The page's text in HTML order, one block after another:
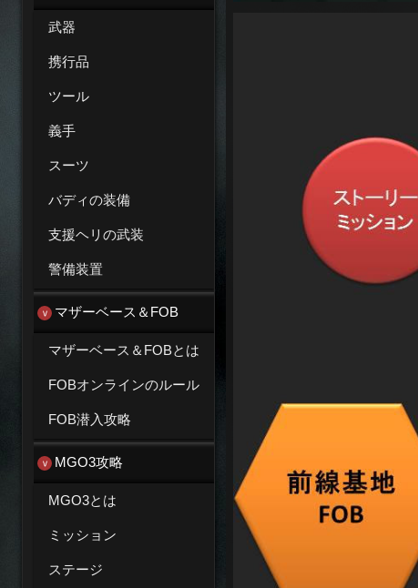
武器
携行品
ツール
義手
スーツ
バディの装備
支援ヘリの武装
警備装置
マザーベース＆FOB
マザーベース＆FOBとは
FOBオンラインのルール
FOB潜入攻略
MGO3攻略
MGO3とは
ミッション
ステージ